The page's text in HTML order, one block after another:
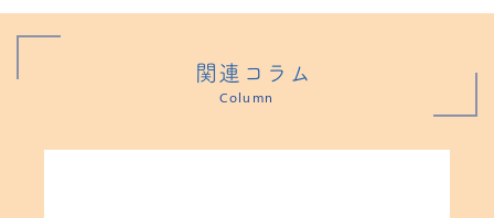
関連コラム
Column